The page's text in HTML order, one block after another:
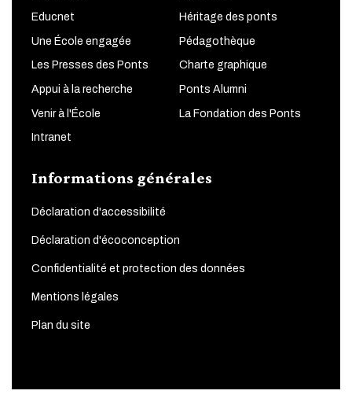
Educnet Héritage des ponts
Une École engagée Pédagothèque
Les Presses des Ponts Charte graphique
Appui à la recherche Ponts Alumni
Venir à l'École La Fondation des Ponts
Intranet
Informations générales
Déclaration d'accessibilité
Déclaration d'écoconception
Confidentialité et protection des données
Mentions légales
Plan du site